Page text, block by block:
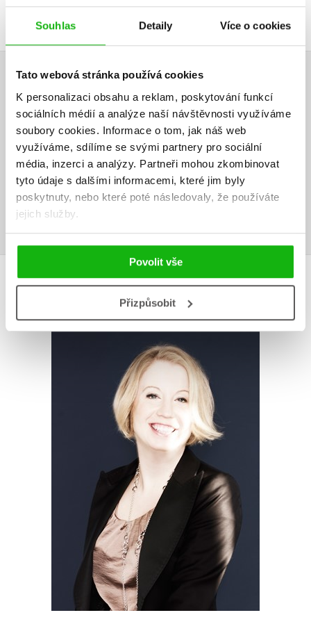
Souhlas Detaily Více o cookies
Tato webová stránka používá cookies
K personalizaci obsahu a reklam, poskytování funkcí
sociálních médií a analýze naší návštěvnosti využíváme
soubory cookies. Informace o tom, jak náš web
využíváme, sdílíme se svými partnery pro sociální
média, inzerci a analýzy. Partneři mohou zkombinovat
tyto údaje s dalšími informacemi, které jim byly
poskytnuty, nebo které poté následovaly, že používáte
jejich služby.
Povolit vše
Přizpůsobit
V současné době nejsou vytvořena žádná uživatelská hodnocení.
Vaše hodnocení
Uživatelskou recenzi mohou vkládat pouze registrovaní uživatelé
Přihlásit
AUTOR KNIHY